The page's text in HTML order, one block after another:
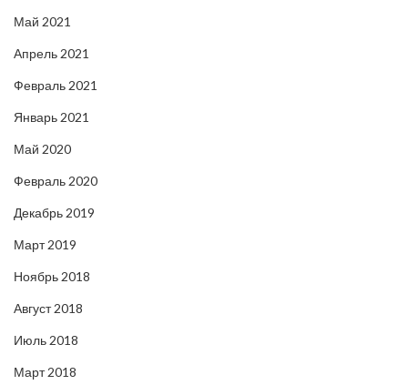
Май 2021
Апрель 2021
Февраль 2021
Январь 2021
Май 2020
Февраль 2020
Декабрь 2019
Март 2019
Ноябрь 2018
Август 2018
Июль 2018
Март 2018